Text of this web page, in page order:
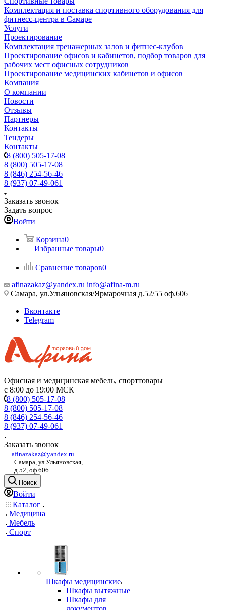
Комплектация и поставка спортивного оборудования для
фитнесс-центра в Самаре
Услуги
Проектирование
Комплектация тренажерных залов и фитнес-клубов
Проектирование офисов и кабинетов, подбор товаров для
рабочих мест офисных сотрудников
Проектирование медицинских кабинетов и офисов
Компания
О компании
Новости
Отзывы
Партнеры
Контакты
Тендеры
Контакты
8 (800) 505-17-08
8 (800) 505-17-08
8 (846) 254-56-46
8 (937) 07-49-061
Заказать звонок
Задать вопрос
Войти
Корзина0
Избранные товары0
Сравнение товаров0
afinazakaz@yandex.ru info@afina-m.ru
Самара, ул.Ульяновская/Ярмарочная д.52/55 оф.606
Вконтакте
Telegram
Офисная и медицинская мебель, спорттовары
с 8:00 до 19:00 МСК
8 (800) 505-17-08
8 (800) 505-17-08
8 (846) 254-56-46
8 (937) 07-49-061
Заказать звонок
afinazakaz@yandex.ru
Самара, ул.Ульяновская,
д.52, оф.606
Поиск
Войти
Каталог
Медицина
Мебель
Спорт
Шкафы медицинские
Шкафы вытяжные
Шкафы для